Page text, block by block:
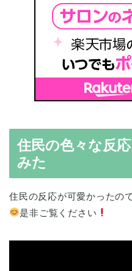
住民の色々な反
みた
住民の反応が可愛かったの
是非ご覧ください